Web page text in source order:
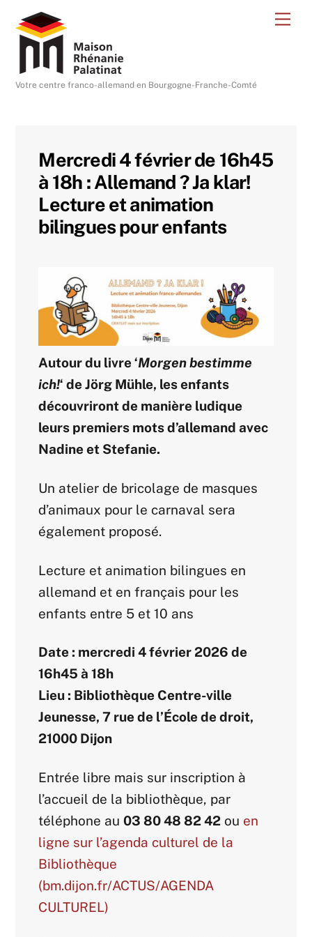
content
Votre centre franco-allemand en Bourgogne-Franche-Comté
Mercredi 4 février de 16h45
à 18h : Allemand ? Ja klar!
Lecture et animation
bilingues pour enfants
Autour du livre ‘Morgen bestimme
ich!‘ de Jörg Mühle, les enfants
découvriront de manière ludique
leurs premiers mots d’allemand avec
Nadine et Stefanie.
Un atelier de bricolage de masques
d’animaux pour le carnaval sera
également proposé.
Lecture et animation bilingues en
allemand et en français pour les
enfants entre 5 et 10 ans
Date : mercredi 4 février 2026 de
16h45 à 18h
Lieu : Bibliothèque Centre-ville
Jeunesse, 7 rue de l’École de droit,
21000 Dijon
Entrée libre mais sur inscription à
l’accueil de la bibliothèque, par
téléphone au03 80 48 82 42 ou en
ligne sur l’agenda culturel de la
Bibliothèque
(bm.dijon.fr/ACTUS/AGENDA
CULTUREL)